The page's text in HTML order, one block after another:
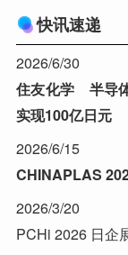
快讯速递
2026/6/30
住友化学 半导
实现100亿日元
2026/6/15
CHINAPLAS
2026/3/20
PCHi 2026 日企